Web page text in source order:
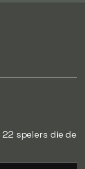
spelers die de